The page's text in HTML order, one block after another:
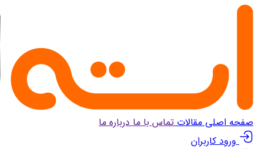
صفحه اصلیمقالاتتماس با مادرباره ما
ورود کاربران